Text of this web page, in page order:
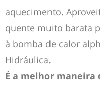
aquecimento.
quente muito barata
à bomba de calor
Hidráulica.
É a melhor maneira